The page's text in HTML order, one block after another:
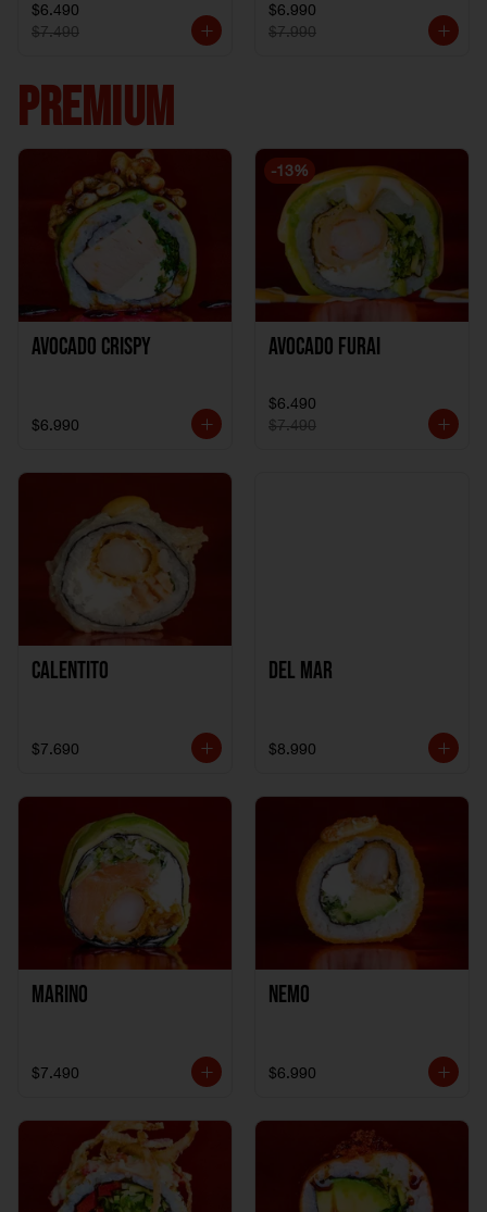
$6.490
$7.490
$6.990
$7.990
PREMIUM
Avocado Crispy
$6.990
-13%
Avocado Furai
$6.490
$7.490
Calentito
$7.690
Del Mar
$8.990
Marino
$7.490
Nemo
$6.990